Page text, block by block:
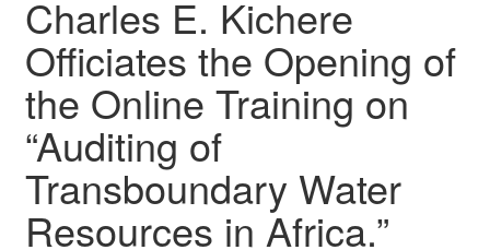
Charles E. Kichere
Officiates the Opening of
the Online Training on
“Auditing of
Transboundary Water
Resources in Africa.”